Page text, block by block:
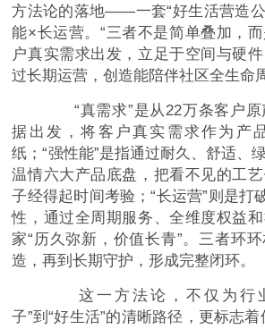
方法论的落地——一套“好生活营造
能×长运营。“三者不是简单叠加，
户真实需求出发，立足于空间与硬
过长期运营，创造能陪伴社区全生命
“真需求”是从22万条客户原
据出发，将客户真实需求作为产
纸；“强性能”是指通过耐久、舒适、
温情六大产品底盘，把看不见的工
子经得起时间考验；“长运营”则是打
性，通过全周期服务、全维度权益
家“历久弥新，价值长青”。三者环
造，再到长期守护，形成完整闭环。
这一方法论，不仅为行
子”到“好生活”的清晰路径，更标志